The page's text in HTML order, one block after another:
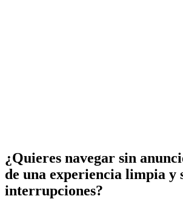
¿Quieres navegar sin
de una experiencia limpia y
interrupciones?